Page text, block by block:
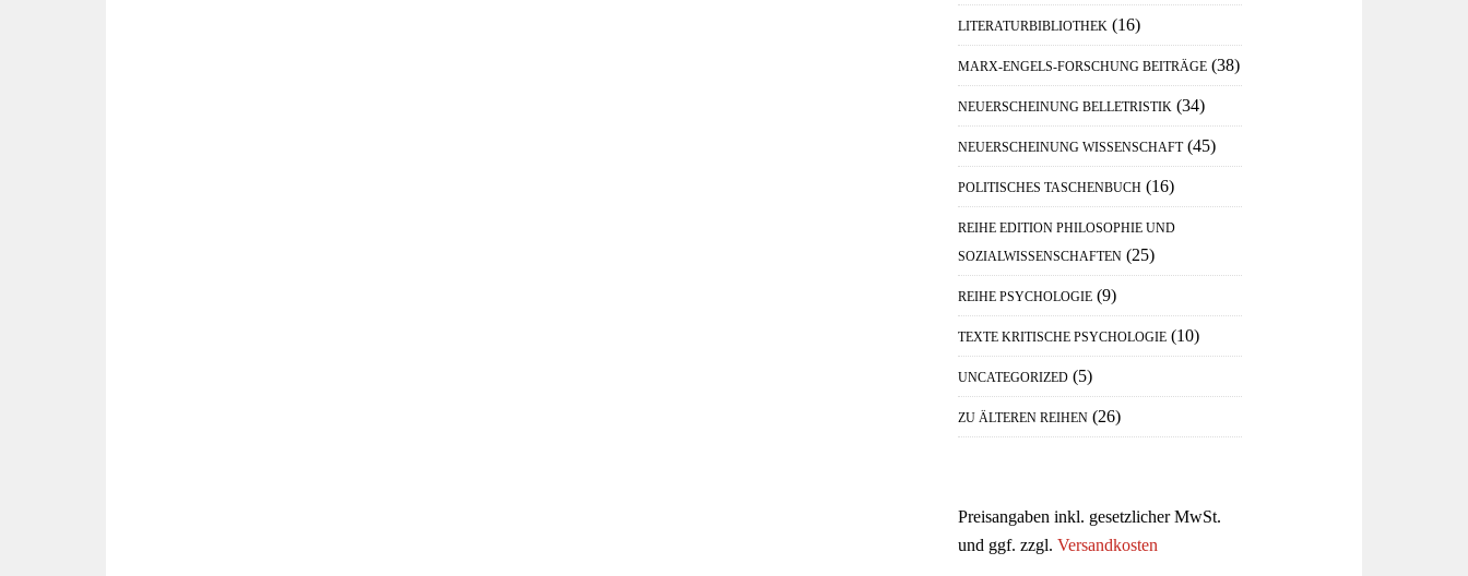
LITERATURBIBLIOTHEK (16)
MARX-ENGELS-FORSCHUNG BEITRÄGE (38)
NEUERSCHEINUNG BELLETRISTIK (34)
NEUERSCHEINUNG WISSENSCHAFT (45)
POLITISCHES TASCHENBUCH (16)
REIHE EDITION PHILOSOPHIE UND
SOZIALWISSENSCHAFTEN (25)
REIHE PSYCHOLOGIE (9)
TEXTE KRITISCHE PSYCHOLOGIE (10)
UNCATEGORIZED (5)
ZU ÄLTEREN REIHEN (26)
Preisangaben inkl. gesetzlicher MwSt.
und ggf. zzgl. Versandkosten